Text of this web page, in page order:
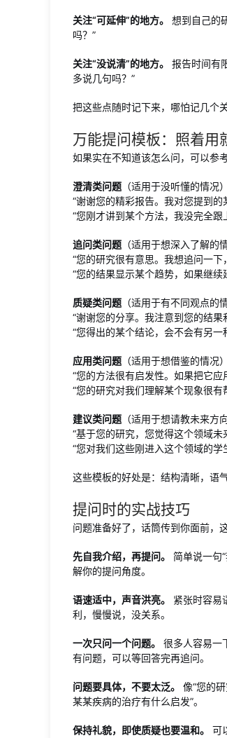
关注“可延伸”的地方。
想到自己的
吗？”
关注“没说清”的地方。
报告时间有
多说几句吗？”
把这些点随时记下来，哪怕记几个
万能提问模板：照着用
如果实在不知道该怎么问，可以参
澄清类问题 （适用于没听懂的情况）
“谢谢您的精彩报告。我对您提到
“您刚才讲到某个方法，我没完全
追问类问题 （适用于想深入了解的
“您的研究很有意思。我想追问一
“您的结果显示某个趋势，如果继
质疑类问题 （适用于有不同观点的
“谢谢您的分享。我注意到您的结
“您得出的某个结论，会不会有另
应用类问题 （适用于想借鉴的情况）
“您的方法很有启发性。如果把它
“您的研究对我们理解某个现象很
建议类问题 （适用于想请教未来方
“基于您的研究，您觉得这个领域
“您对我们这些刚进入这个领域的学
这些模板的好处是：结构清晰，语
提问时的实战技巧
问题准备好了，话筒传到你面前，
先自我介绍，再提问。
简单说一句
解你的提问角度。
语速适中，声音洪亮。
紧张时容易
利，慢慢说，没关系。
一次只问一个问题。
很多人容易一
有问题，可以等回答完再追问。
问题要具体，不要太泛。
像“您的
某某疾病的治疗有什么启发”。
保持礼貌，即使质疑也要温和。
可